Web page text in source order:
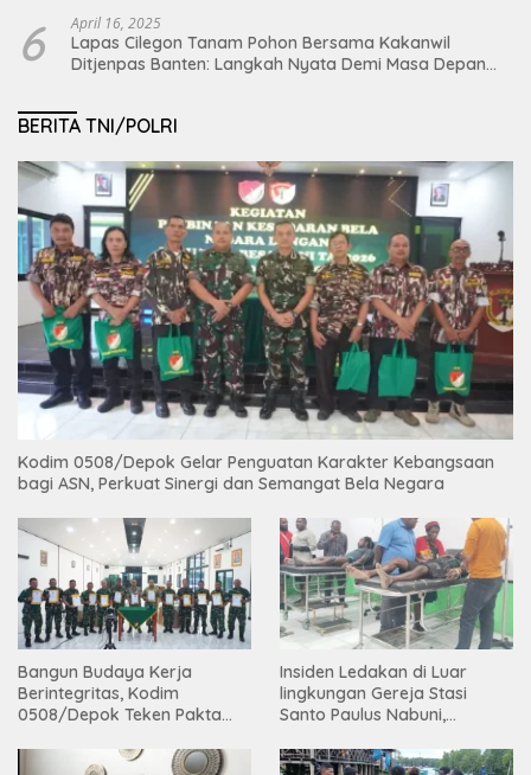
6 April 16, 2025
Lapas Cilegon Tanam Pohon Bersama Kakanwil
Ditjenpas Banten: Langkah Nyata Demi Masa Depan
BERITA TNI/POLRI
Kodim 0508/Depok Gelar Penguatan Karakter Kebangsaan
bagi ASN, Perkuat Sinergi dan Semangat Bela Negara
Bangun Budaya Kerja
Berintegritas, Kodim
0508/Depok Teken Pakta
Insiden Ledakan di Luar
lingkungan Gereja Stasi
Santo Paulus Nabuni,